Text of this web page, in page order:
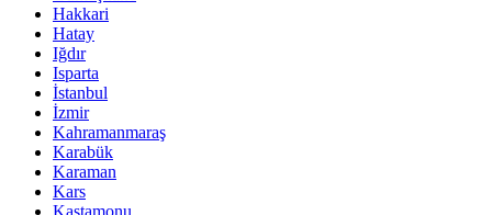
Hakkari
Hatay
Iğdır
Isparta
İstanbul
İzmir
Kahramanmaraş
Karabük
Karaman
Kars
Kastamonu